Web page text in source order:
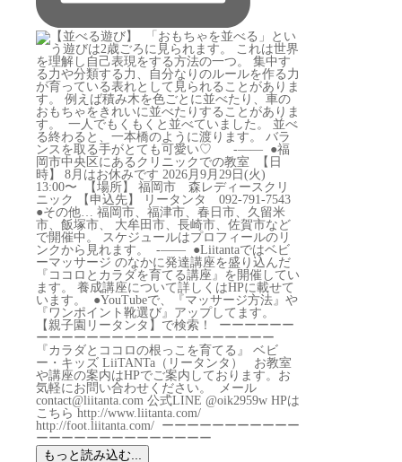
もっと読み込む...